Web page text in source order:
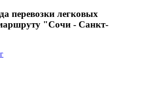
перевозки легковых
"Сочи - Санкт-